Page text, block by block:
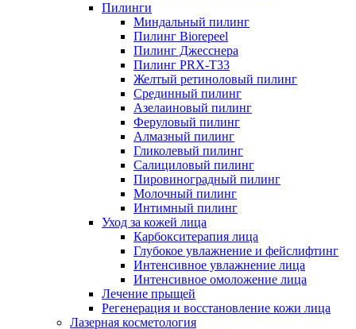
Пилинги
Миндальный пилинг
Пилинг Biorepeel
Пилинг Джесснера
Пилинг PRX-T33
Желтый ретиноловый пилинг
Срединный пилинг
Азелаиновый пилинг
Феруловый пилинг
Алмазный пилинг
Гликолевый пилинг
Салициловый пилинг
Пировиноградный пилинг
Молочный пилинг
Интимный пилинг
Уход за кожей лица
Карбокситерапия лица
Глубокое увлажнение и фейслифтинг
Интенсивное увлажнение лица
Интенсивное омоложение лица
Лечение прыщей
Регенерация и восстановление кожи лица
Лазерная косметология